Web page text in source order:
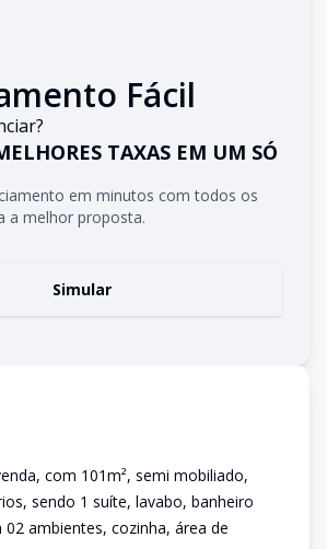
Fácil
TAXAS EM UM SÓ
em minutos com todos os
a melhor proposta.
Simular
com 101m², semi mobiliado,
sendo 1 suíte, lavabo, banheiro
02 ambientes, cozinha, área de